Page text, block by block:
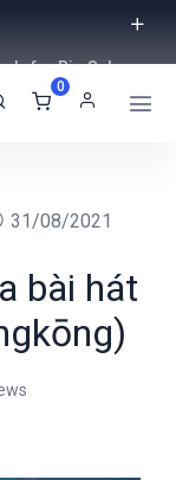
for Big Sale
0
31/08/2021
bài hát